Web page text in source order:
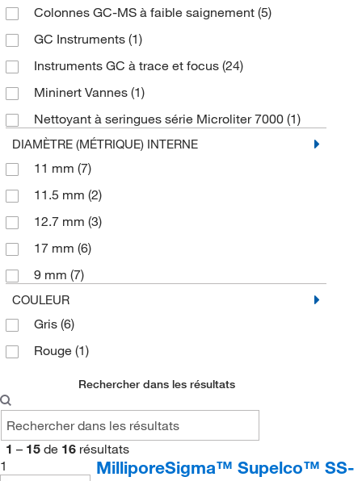
Colonnes GC-MS à faible saignement (5)
GC Instruments (1)
Instruments GC à trace et focus (24)
Mininert Vannes (1)
Nettoyant à seringues série Microliter 7000 (1)
DIAMÈTRE (MÉTRIQUE) INTERNE
11 mm (7)
11.5 mm (2)
12.7 mm (3)
17 mm (6)
9 mm (7)
COULEUR
Gris (6)
Rouge (1)
Rechercher dans les résultats
1 – 15 de 16 résultats
1
MilliporeSigma™ Supelco™ SS-